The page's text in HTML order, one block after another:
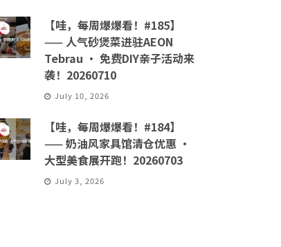
【哇，每周爆爆看！#185】
—— 人气砂煲菜进驻AEON
Tebrau · 免费DIY亲子活动来
袭！20260710
July 10, 2026
【哇，每周爆爆看！#184】
—— 奶油风家具馆清仓优惠 ·
大型美食展开跑！20260703
July 3, 2026